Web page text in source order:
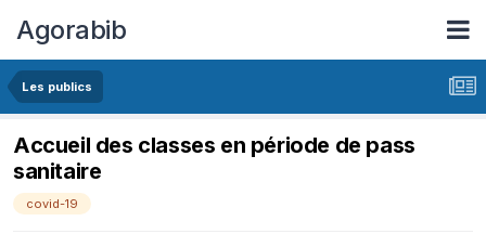
Agorabib
Les publics
Accueil des classes en période de pass
sanitaire
covid-19